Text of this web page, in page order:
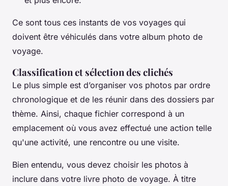
Ce sont tous ces instants de vos voyages qui
doivent être véhiculés dans votre album photo de
voyage.
Classification et sélection des clichés
Le plus simple est d’organiser vos photos par ordre
chronologique et de les réunir dans des dossiers par
thème. Ainsi, chaque fichier correspond à un
emplacement où vous avez effectué une action telle
qu'une activité, une rencontre ou une visite.
Bien entendu, vous devez choisir les photos à
inclure dans votre livre photo de voyage. À titre